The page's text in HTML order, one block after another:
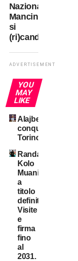
Nazionale:
Mancini
si
(ri)candida
ADVERTISEMENT
YOU
MAY
LIKE
Alajbegovic
conquista
Torino
Randal
Kolo
Muani:
a
titolo
definitivo!
Visite
e
firma
fino
al
2031.